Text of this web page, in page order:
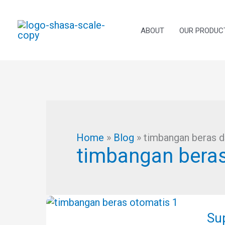
content
ABOUT OUR
Home » Blog » timbangan beras
timbangan